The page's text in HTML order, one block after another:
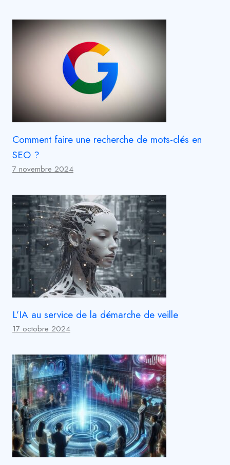
Comment faire une recherche de mots-clés en
SEO ?
7 novembre 2024
L’IA au service de la démarche de veille
17 octobre 2024